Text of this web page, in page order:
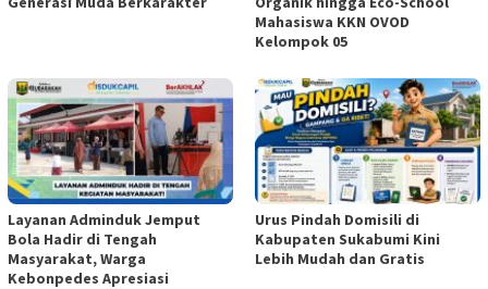
Mahasiswa KKN OVOD
Kelompok 05
Layanan Adminduk Jemput
Bola Hadir di Tengah
Masyarakat, Warga
Kebonpedes Apresiasi
Urus Pindah Domisili di
Kabupaten Sukabumi Kini
Lebih Mudah dan Gratis